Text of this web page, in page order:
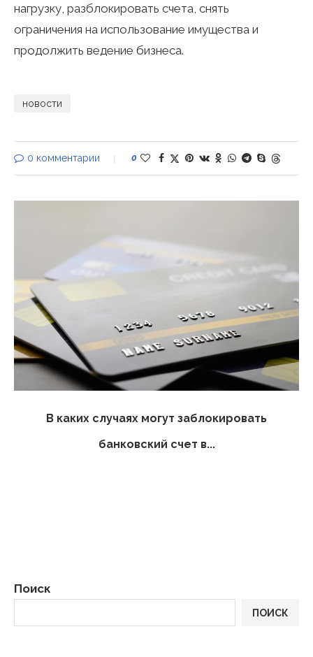
нагрузку, разблокировать счета, снять
ограничения на использование имущества и
продолжить ведение бизнеса.
новости
0 комментарии 0
В каких случаях могут заблокировать
банковский счет в...
Поиск
ПОИСК